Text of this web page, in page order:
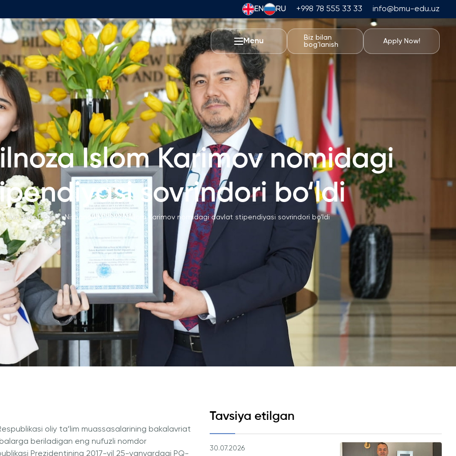
EN RU +998 78 555 33 33 info@bmu-edu.uz
Menu
Biz bilan
bog'lanish
Apply Now!
Fakulteti
Kengashi
O'rinlari
Ish O'rinlari
O'quv Dasturlari
Foundation Dasturi
Dastur Tuzilmasi
Ariza va To'lovlar
Matematika Kirish Imtihonlari
Bakalavriat Dasturlari
Izoh
Ariza va To'lovlar
Magistratura
Izoh
Ariza va To'lovlar
Tayyorlov Kurslari
Pre-Master’s Dasturi
Excel Expert va Power BI Data Analyst
imtihoniga tayyorgarlik
Sun'iy Intellekt va Biznes Informatikasi
bilan Raqamli Rahbarlik
PMI Sertifikatsiyasi
PDU Kursi
BMU Hayoti
Akademik Sayohatlar
Universitet Kampusi
Akademik Imkoniyatlar
Sport Inshootlari
Turar-joy va Ovqatlanish
Tadbirlar
Talabalar Hayoti
Students' Union
Talaba Klublari
Psixologiya va Farovonlik Bo'limi
Yangiliklar
Maqolalar
Foto Galereya
BMUga Tashrif
Islom Karimov nomidagi
sovrindori bo‘ldi
va BMU Blog / Nishanova Dilnoza Islom Karimov nomidagi davlat stipendiyasi sovrindori bo‘ldi
oliy ta’lim muassasalarining bakalavriat
beriladigan eng nufuzli nomdor
Prezidentining 2017-yil 25-yanvardagi PQ-
Tavsiya etilgan
30.07.2026